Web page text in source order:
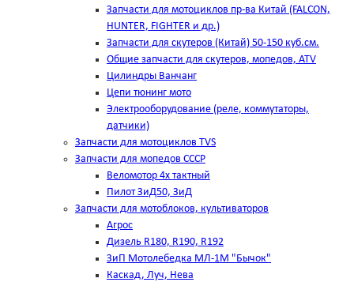
Запчасти для мотоциклов пр-ва Китай (FALCON,
HUNTER, FIGHTER и др.)
Запчасти для скутеров (Китай) 50-150 куб.см.
Общие запчасти для скутеров, мопедов, ATV
Цилиндры Ванчанг
Цепи тюнинг мото
Электрооборудование (реле, коммутаторы,
датчики)
Запчасти для мотоциклов TVS
Запчасти для мопедов СССР
Веломотор 4х тактный
Пилот ЗиД50, ЗиД
Запчасти для мотоблоков, культиваторов
Агрос
Дизель R180, R190, R192
ЗиП Мотолебедка МЛ-1М "Бычок"
Каскад, Луч, Нева